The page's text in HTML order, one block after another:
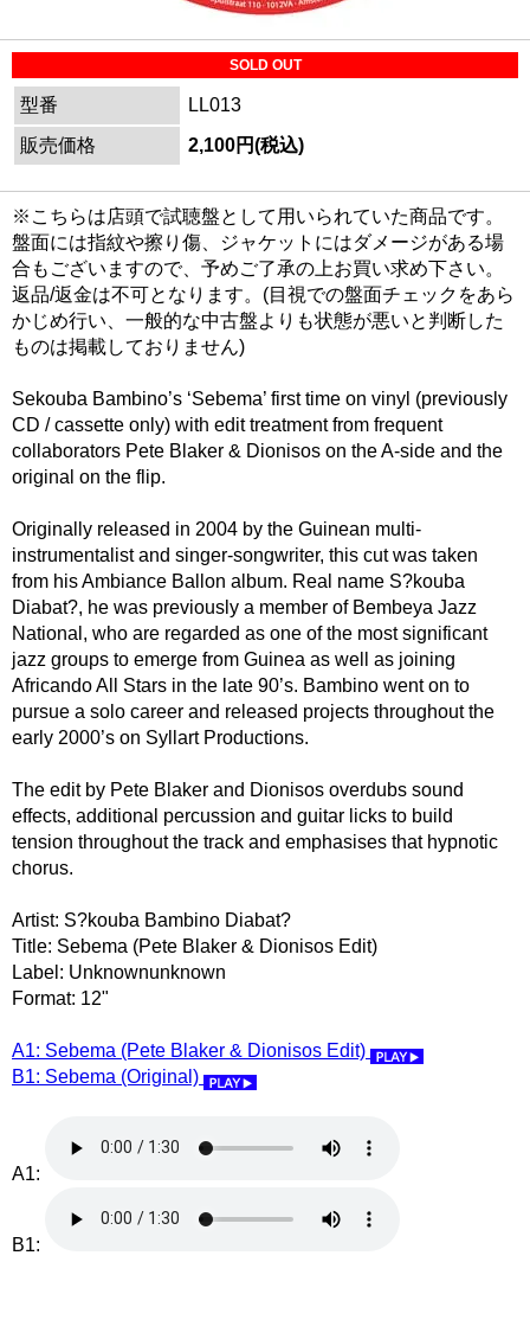
SOLD OUT
型番
LL013
販売価格
2,100円(税込)
※こちらは店頭で試聴盤として用いられていた商品です。
盤面には指紋や擦り傷、ジャケットにはダメージがある場
合もございますので、予めご了承の上お買い求め下さい。
返品/返金は不可となります。(目視での盤面チェックをあら
かじめ行い、一般的な中古盤よりも状態が悪いと判断した
ものは掲載しておりません)
Sekouba Bambino’s ‘Sebema’ first time on vinyl (previously
CD / cassette only) with edit treatment from frequent
collaborators Pete Blaker & Dionisos on the A-side and the
original on the flip.
Originally released in 2004 by the Guinean multi-
instrumentalist and singer-songwriter, this cut was taken
from his Ambiance Ballon album. Real name S?kouba
Diabat?, he was previously a member of Bembeya Jazz
National, who are regarded as one of the most significant
jazz groups to emerge from Guinea as well as joining
Africando All Stars in the late 90’s. Bambino went on to
pursue a solo career and released projects throughout the
early 2000’s on Syllart Productions.
The edit by Pete Blaker and Dionisos overdubs sound
effects, additional percussion and guitar licks to build
tension throughout the track and emphasises that hypnotic
chorus.
Artist: S?kouba Bambino Diabat?
Title: Sebema (Pete Blaker & Dionisos Edit)
Label: Unknownunknown
Format: 12"
A1: Sebema (Pete Blaker & Dionisos Edit)
B1: Sebema (Original)
A1:
B1: